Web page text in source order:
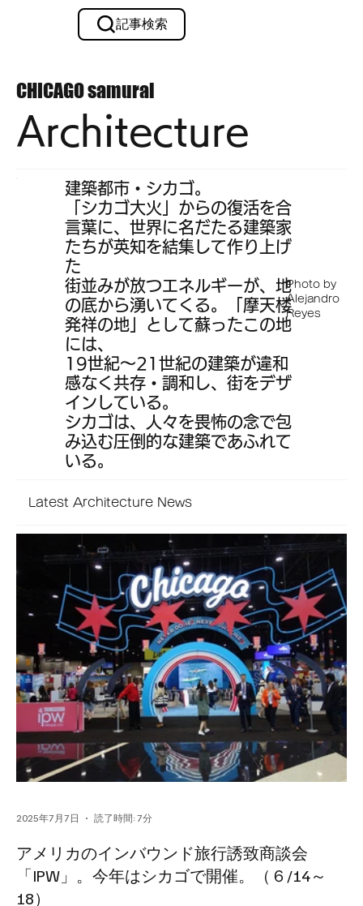
記事検索
Architecture
CHICAGOsamurai
建築都市・シカゴ。
「シカゴ大火」からの復活を合
言葉に、世界に名だたる建築家
たちが英知を結集して作り上げ
た
街並みが放つエネルギーが、地
の底から湧いてくる。「摩天楼
発祥の地」として蘇ったこの地
には、
19世紀～21世紀の建築が違和
感なく共存・調和し、街をデザ
インしている。
シカゴは、人々を畏怖の念で包
み込む圧倒的な建築であふれて
いる。
Photo by
Alejandro
Reyes
Latest Architecture News
アメリカのインバウンド旅行誘致商談会
「IPW」。今年はシカゴで開催。（６/14～
18）
2025年7月7日 読了時間: 7分